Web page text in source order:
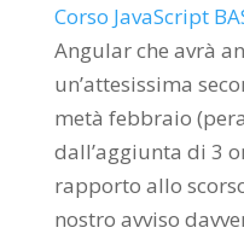
Corso JavaScript
Angular che avrà
un’attesissima
metà febbraio
dall’aggiunta di 3
rapporto allo
nostro avviso